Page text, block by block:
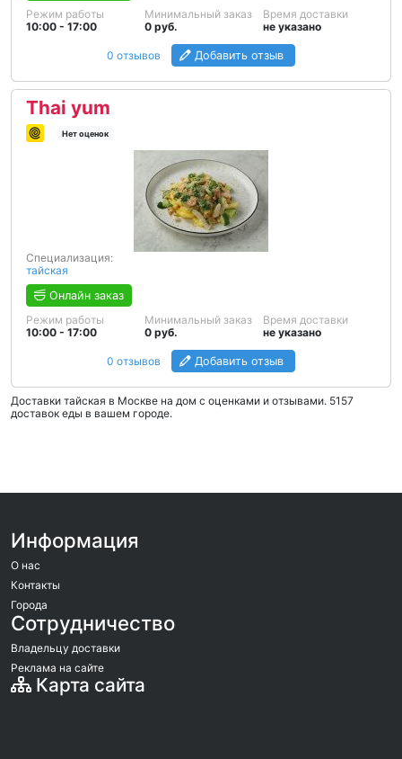
Режим работы
10:00 - 17:00
Минимальный заказ
0 руб.
Время доставки
не указано
0 отзывов Добавить отзыв
Thai yum
Нет оценок
Специализация:
тайская
Онлайн заказ
Режим работы
10:00 - 17:00
Минимальный заказ
0 руб.
Время доставки
не указано
0 отзывов Добавить отзыв
Доставки тайская в Москве на дом c оценками и отзывами. 5157
доставок еды в вашем городе.
Информация
О нас
Контакты
Города
Сотрудничество
Владельцу доставки
Реклама на сайте
Карта сайта